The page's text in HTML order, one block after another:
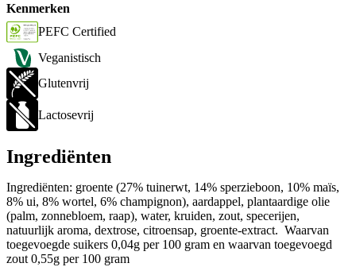
Kenmerken
PEFC Certified
Veganistisch
Glutenvrij
Lactosevrij
Ingrediënten
Ingrediënten: groente (27% tuinerwt, 14% sperzieboon, 10% maïs,
8% ui, 8% wortel, 6% champignon), aardappel, plantaardige olie
(palm, zonnebloem, raap), water, kruiden, zout, specerijen,
natuurlijk aroma, dextrose, citroensap, groente-extract. Waarvan
toegevoegde suikers 0,04g per 100 gram en waarvan toegevoegd
zout 0,55g per 100 gram